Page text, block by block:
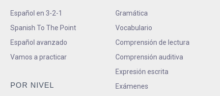
Español en 3-2-1
Spanish To The Point
Español avanzado
Vamos a practicar
POR NIVEL
Gramática
Vocabulario
Comprensión de lectura
Comprensión auditiva
Expresión escrita
Exámenes